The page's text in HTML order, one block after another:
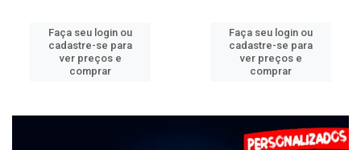
Faça seu login ou
cadastre-se para
ver preços e
comprar
Faça seu login ou
cadastre-se para
ver preços e
comprar